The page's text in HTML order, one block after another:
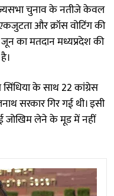
चुनाव के नतीजे केवल
और क्रॉस वोटिंग की
का मतदान मध्यप्रदेश की
सिंधिया के साथ 22 कांग्रेस
सरकार गिर गई थी। इसी
जोखिम लेने के मूड में नहीं